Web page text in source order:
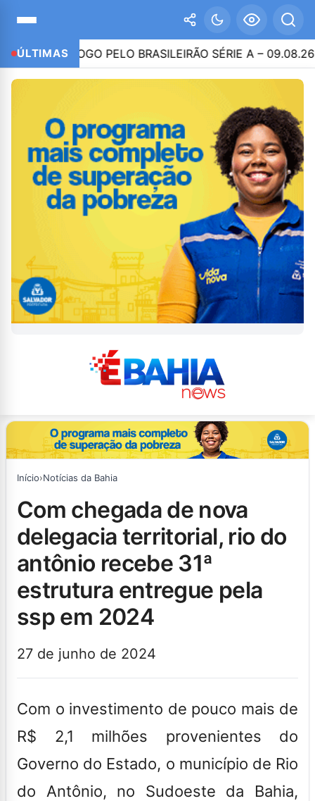
ÚLTIMAS
DO JOGO PELO BRASILEIRÃO SÉRIE A – 09.08.26
Início›Notícias da Bahia
com chegada de nova
delegacia territorial, rio do
antônio recebe 31ª
estrutura entregue pela
ssp em 2024
27 de junho de 2024
Com o investimento de pouco mais de
R$ 2,1 milhões provenientes do
Governo do Estado, o município de Rio
do Antônio, no Sudoeste da Bahia,